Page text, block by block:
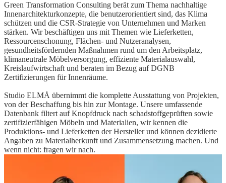
Green Transformation Consulting berät zum Thema nachhaltige
Innenarchitekturkonzepte, die benutzerorientiert sind, das Klima
schützen und die CSR-Strategie von Unternehmen und Marken
stärken. Wir beschäftigen uns mit Themen wie Lieferketten,
Ressourcenschonung, Flächen- und Nutzeranalysen,
gesundheitsfördernden Maßnahmen rund um den Arbeitsplatz,
klimaneutrale Möbelversorgung, effiziente Materialauswahl,
Kreislaufwirtschaft und beraten im Bezug auf DGNB
Zertifizierungen für Innenräume.
Studio ELMÅ übernimmt die komplette Ausstattung von Projekten,
von der Beschaffung bis hin zur Montage. Unsere umfassende
Datenbank filtert auf Knopfdruck nach schadstoffgeprüften sowie
zertifizierfähigen Möbeln und Materialien, wir kennen die
Produktions- und Lieferketten der Hersteller und können dezidierte
Angaben zu Materialherkunft und Zusammensetzung machen. Und
wenn nicht: fragen wir nach.